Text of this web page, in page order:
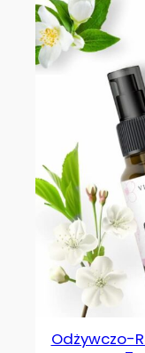
Odżywczo-